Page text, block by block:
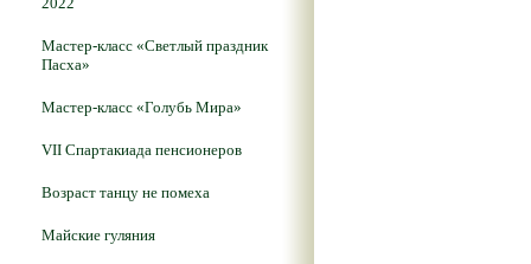
Мастер-класс «Светлый праздник
Пасха»
Мастер-класс «Голубь Мира»
VII Спартакиада пенсионеров
Возраст танцу не помеха
Майские гуляния